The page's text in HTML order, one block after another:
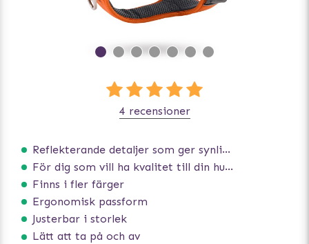
Reflekterande detaljer som ger synlighet i svagt ljus
För dig som vill ha kvalitet till din hund!
Finns i fler färger
Ergonomisk passform
Justerbar i storlek
Lätt att ta på och av
4 recensioner